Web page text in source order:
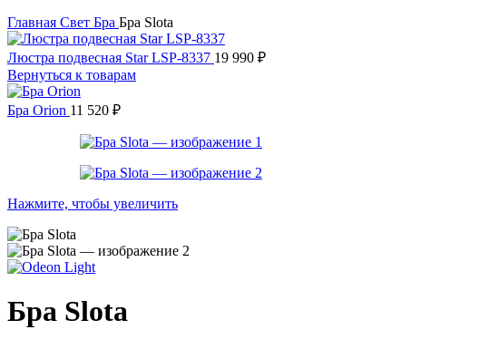
Главная Свет Бра Бра Slota
Люстра подвесная Star LSP-8337 19 990 ₽
Вернуться к товарам
Бра Orion 11 520 ₽
Нажмите, чтобы увеличить
Бра Slota